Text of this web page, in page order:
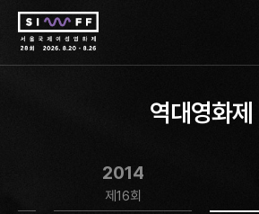
역대영화제
2014
제16회